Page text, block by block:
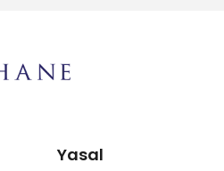
Yasal